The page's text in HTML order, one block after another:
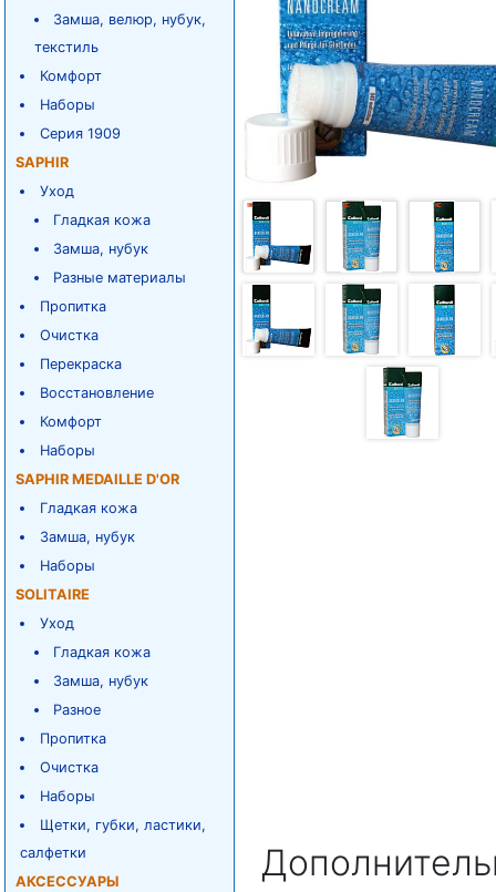
Замша, велюр, нубук,
текстиль
Комфорт
Наборы
Серия 1909
SAPHIR
Уход
Гладкая кожа
Замша, нубук
Разные материалы
Пропитка
Очистка
Перекраска
Восстановление
Комфорт
Наборы
SAPHIR MEDAILLE D'OR
Гладкая кожа
Замша, нубук
Наборы
SOLITAIRE
Уход
Гладкая кожа
Замша, нубук
Разное
Пропитка
Очистка
Наборы
Щетки, губки, ластики,
салфетки
АКСЕССУАРЫ